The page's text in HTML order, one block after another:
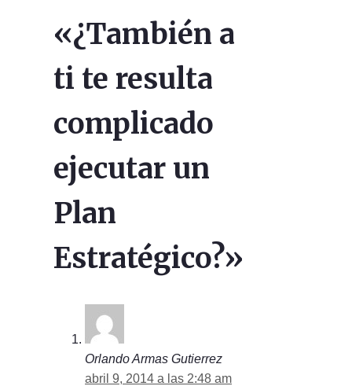
«¿También a
ti te resulta
complicado
ejecutar un
Plan
Estratégico?»
Orlando Armas Gutierrez
abril 9, 2014 a las 2:48 am